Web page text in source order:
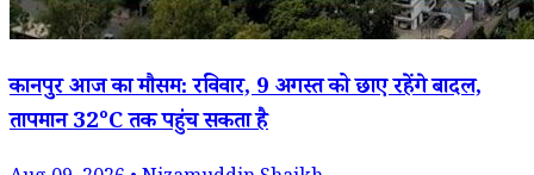
कानपुर आज का मौसम: रविवार, 9 अगस्त को छाए रहेंगे बादल,
तापमान 32°C तक पहुंच सकता है